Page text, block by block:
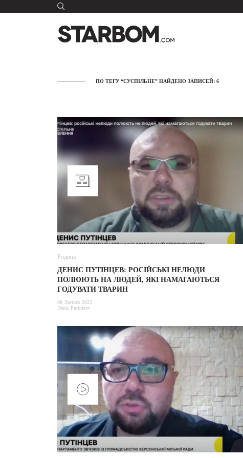
ПО ТЕГУ “СУСПІЛЬНЕ” НАЙДЕНО ЗАПИСЕЙ: 6
Родина
ДЕНИС ПУТІНЦЕВ: РОСІЙСЬКІ НЕЛЮДИ
ПОЛЮЮТЬ НА ЛЮДЕЙ, ЯКІ НАМАГАЮТЬСЯ
ГОДУВАТИ ТВАРИН
08 Лютого 2025
Denis Putintsev